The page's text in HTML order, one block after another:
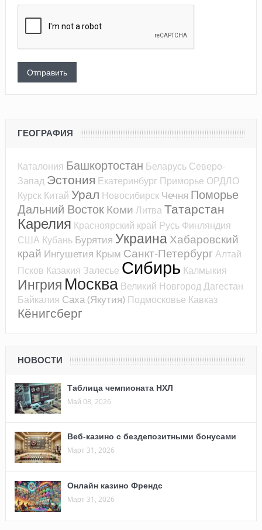
ГЕОГРАФИЯ
Каталония Башкортостан Беларусь Северо-
Запад Эстония Екатеринбург Приморье ОРДЛО
Курск Китай Урал Новосибирск Чечня Поморье
Дальний Восток Коми ЛитваТатарстан
Карелия Красноярский край Русь Финляндия
США Кубань Бурятия Украина Хабаровский
край Ингушетия Крым Санкт-ПетербургАлтай
Псков Казакия Залесье Сибирь Калмыкия
Ингрия Москва Великий НовгородДагестан
Байкалия Саха (Якутия) Подмосковье Кавказ
Кёнигсберг
НОВОСТИ
Таблица чемпионата НХЛ
Май 08, 2026
Веб-казино с бездепозитными бонусами
Март 31, 2026
Онлайн казино Френдс
Март 31, 2026